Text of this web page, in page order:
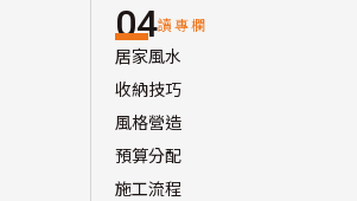
04讀專欄
居家風水
收納技巧
風格營造
預算分配
施工流程